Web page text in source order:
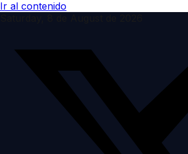
Ir al contenido